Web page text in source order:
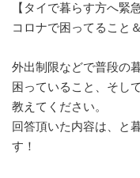
【タイで暮らす方へ緊
コロナで困ってること
外出制限などで普段の
困っていること、そし
教えてください。
回答頂いた内容は、と
す！